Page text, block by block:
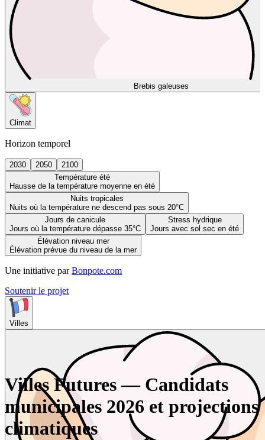
Brebis galeuses
Climat
Horizon temporel
2030 2050
2100
Température été
Hausse de la température moyenne en été
Nuits tropicales
Nuits où la température ne descend pas sous 20°C
Jours de canicule
Jours où la température dépasse 35°C
Stress hydrique
Jours avec sol sec en été
Élévation niveau mer
Élévation prévue du niveau de la mer
Une initiative par Bonpote.com
Soutenir le projet
Villes
Villes Futures — Candidats
municipales 2026 et projections
climatiques